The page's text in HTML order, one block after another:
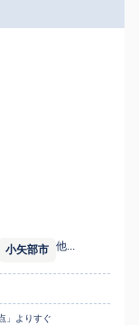
小矢部市 他...
」よりすぐ